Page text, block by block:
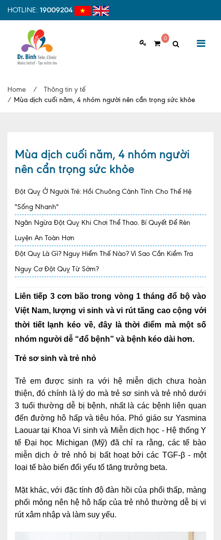
HOTLINE: 19009204
0
TRANG CHỦ
Giới thiệu chung
Đội ngũ y bác sĩ
Quy trình khám bệnh tại Dr. Binh
TIN TỨC
Thông tin y tế
Tin Ưu đãi
Tin sự kiện
Báo chí nói về chúng tôi
Tin tức BHYT
DỊCH VỤ
Các chuyên khoa tại Phòng khám
Nội
Ngoại
Sản - Phụ Khoa
Nhi
Da Liễu
Home /
Thông tin y tế
/ Mùa dịch cuối năm, 4 nhóm người nên cẩn trọng sức khỏe
Mùa dịch cuối năm, 4 nhóm người
nên cẩn trọng sức khỏe
Đột Quỵ Ở Người Trẻ: Hồi Chuông Cảnh Tỉnh Cho Thế Hệ
"Sống Nhanh"
Ngăn Ngừa Đột Quỵ Khi Chơi Thể Thao. Bí Quyết Để Rèn
Luyện An Toàn Hơn
Đột Quỵ Là Gì? Nguy Hiểm Thế Nào? Vì Sao Cần Kiểm Tra
Nguy Cơ Đột Quỵ Từ Sớm?
Liên tiếp 3 cơn bão trong vòng 1 tháng đổ bộ vào
Việt Nam, lượng vi sinh và vi rút tăng cao cộng với
thời tiết lạnh kéo về, đây là thời điểm mà một số
nhóm người dễ “đổ bệnh” và bệnh kéo dài hơn.
Trẻ sơ sinh và trẻ nhỏ
Trẻ em được sinh ra với hệ miễn dịch chưa hoàn
thiện, đó chính là lý do mà trẻ sơ sinh và trẻ nhỏ dưới
3 tuổi thường dễ bị bệnh, nhất là các bệnh liên quan
đến đường hô hấp và tiêu hóa. Phó giáo sư Yasmina
Laouar tại Khoa Vi sinh và Miễn dịch học - Hệ thống Y
tế Đại học Michigan (Mỹ) đã chỉ ra rằng, các tế bào
miễn dịch ở trẻ nhỏ bị bất hoạt bởi các TGF-β - một
loại tế bào biến đổi yếu tố tăng trưởng beta.
Mặt khác, với đặc tính độ đàn hồi của phổi thấp, màng
phổi mỏng nên hệ hô hấp của trẻ nhỏ thường dễ bị vi
rút xâm nhập và làm suy yếu.